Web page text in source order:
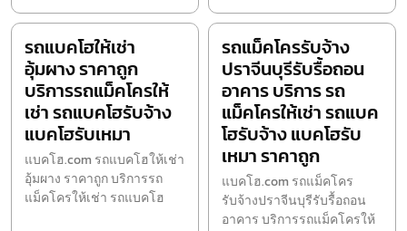
รถแบคโฮให้เช่า
อุ้มผาง ราคาถูก
บริการรถแม็คโครให้
เช่า รถแบคโฮรับจ้าง
แบคโฮรับเหมา
แบคโฮ.com รถแบคโฮให้เช่า
อุ้มผาง ราคาถูก บริการรถ
แม็คโครให้เช่า รถแบคโฮ
รถแม็คโครรับจ้าง
ปราจีนบุรีรับรื้อถอน
อาคาร บริการ รถ
แม็คโครให้เช่า รถแบค
โฮรับจ้าง แบคโฮรับ
เหมา ราคาถูก
แบคโฮ.com รถแม็คโคร
รับจ้างปราจีนบุรีรับรื้อถอน
อาคาร บริการรถแม็คโครให้